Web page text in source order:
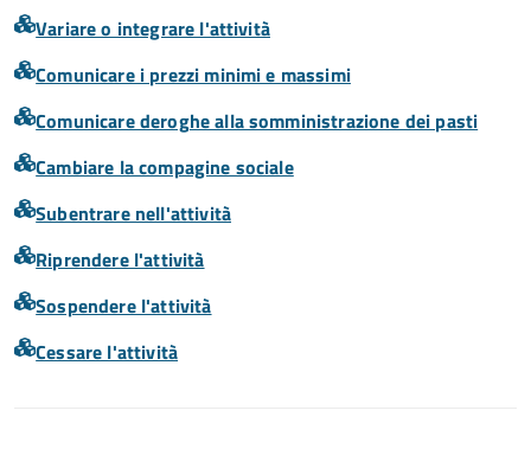
Variare o integrare l'attività
Comunicare i prezzi minimi e massimi
Comunicare deroghe alla somministrazione dei pasti
Cambiare la compagine sociale
Subentrare nell'attività
Riprendere l'attività
Sospendere l'attività
Cessare l'attività